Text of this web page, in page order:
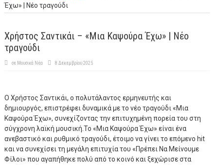
Έχω» | Νέο τραγούδι
Χρήστος Σαντικάι – «Μια Καψούρα Έχω» | Νέο
τραγούδι
σε Μουσικά Νέα 8 Δεκεμβρίου 2025
Ο Χρήστος Σαντικάι, ο πολυτάλαντος ερμηνευτής και
δημιουργός, επιστρέφει δυναμικά με το νέο τραγούδι «Μια
Καψούρα Έχω», συνεχίζοντας την επιτυχημένη πορεία του στη
σύγχρονη λαϊκή μουσική.Το «Μια Καψούρα Έχω» είναι ένα
ανεβαστικό και ρυθμικό τραγούδι, έτοιμο να γίνει το επόμενο hit
και να συνεχίσει τη μεγάλη επιτυχία του «Πρέπει Να Μείνουμε
Φίλοι» που αγαπήθηκε πολύ από το κοινό και ξεχώρισε στα